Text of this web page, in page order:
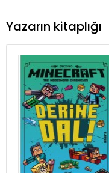
Yazarın kitaplığı